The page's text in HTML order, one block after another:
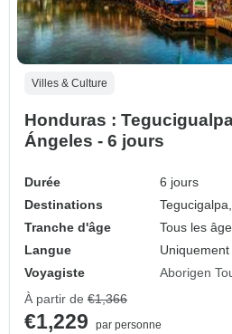
Villes & Culture
Honduras :
Ángeles - 6 jours
Durée
6 jours
Destinations
Tegucigalpa,
Tranche d'âge
Tous les
Langue
Voyagiste
Aborigen
À partir de €1,366
€1,229
par personne